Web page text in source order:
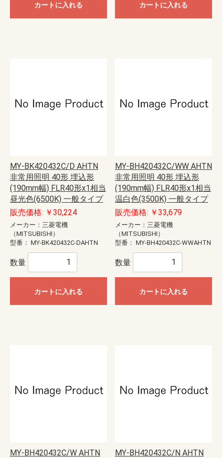
カートに入れる カートに入れる
MY-BK420432C/D AHTN
非常用照明 40形 埋込形
(190mm幅) FLR40形x1相当
昼光色(6500K) 一般タイプ
販売価格: ￥30,224
メーカー：三菱電機
（MITSUBISHI）
型番： MY-BK420432C-DAHTN
数量
カートに入れる
MY-BH420432C/WW AHTN
非常用照明 40形 埋込形
(190mm幅) FLR40形x1相当
温白色(3500K) 一般タイプ
販売価格: ￥33,679
メーカー：三菱電機
（MITSUBISHI）
型番： MY-BH420432C-WWAHTN
数量
カートに入れる
MY-BH420432C/W AHTN
MY-BH420432C/N AHTN